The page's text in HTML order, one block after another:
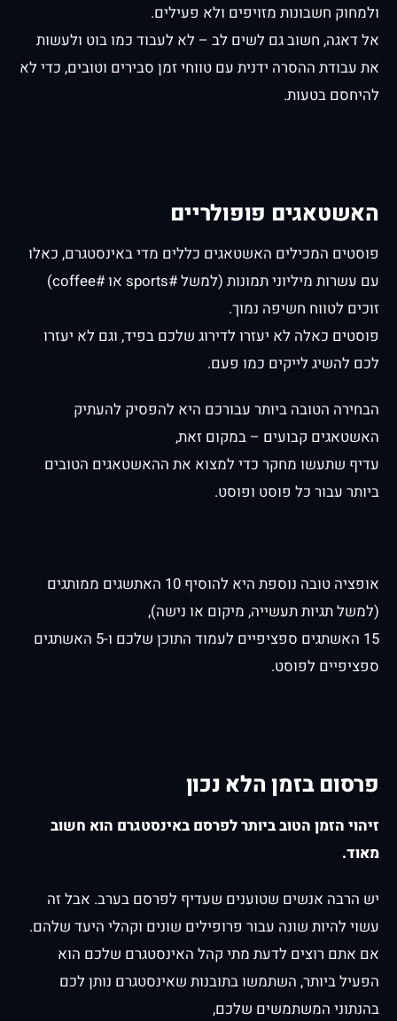
ולמחוק חשבונות מזויפים ולא פעילים.
אל דאגה, חשוב גם לשים לב – לא לעבוד כמו בוט ולעשות
את עבודת ההסרה ידנית עם טווחי זמן סבירים וטובים, כדי לא
להיחסם בטעות.
האשטאגים פופולריים
פוסטים המכילים האשטאגים כללים מדי באינסטגרם, כאלו
עם עשרות מיליוני תמונות (למשל #sports או #coffee)
זוכים לטווח חשיפה נמוך.
פוסטים כאלה לא יעזרו לדירוג שלכם בפיד, וגם לא יעזרו
לכם להשיג לייקים כמו פעם.
הבחירה הטובה ביותר עבורכם היא להפסיק להעתיק
האשטאגים קבועים – במקום זאת,
עדיף שתעשו מחקר כדי למצוא את ההאשטאגים הטובים
ביותר עבור כל פוסט ופוסט.
אופציה טובה נוספת היא להוסיף 10 האתשגים ממותגים
(למשל תגיות תעשייה, מיקום או נישה),
15 האשתגים ספציפיים לעמוד התוכן שלכם ו-5 האשתגים
ספציפיים לפוסט.
פרסום בזמן הלא נכון
זיהוי הזמן הטוב ביותר לפרסם באינסטגרם הוא חשוב
מאוד.
יש הרבה אנשים שטוענים שעדיף לפרסם בערב. אבל זה
עשוי להיות שונה עבור פרופילים שונים וקהלי היעד שלהם.
אם אתם רוצים לדעת מתי קהל האינסטגרם שלכם הוא
הפעיל ביותר, השתמשו בתובנות שאינסטגרם נותן לכם
בהנתוני המשתמשים שלכם,